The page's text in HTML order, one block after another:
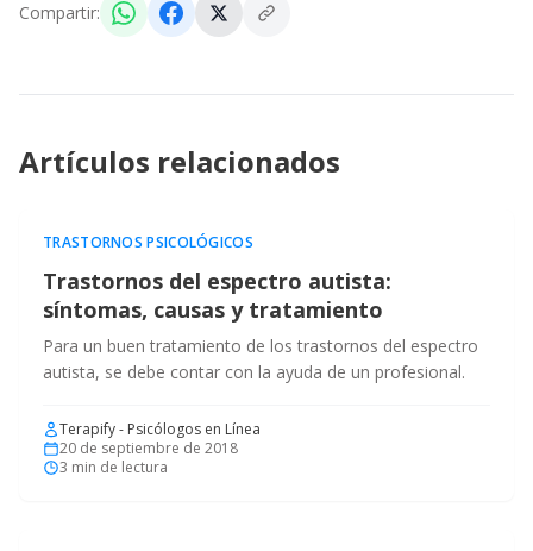
Compartir:
Artículos relacionados
TRASTORNOS PSICOLÓGICOS
Trastornos del espectro autista:
síntomas, causas y tratamiento
Para un buen tratamiento de los trastornos del espectro
autista, se debe contar con la ayuda de un profesional.
Terapify - Psicólogos en Línea
20 de septiembre de 2018
3 min de lectura